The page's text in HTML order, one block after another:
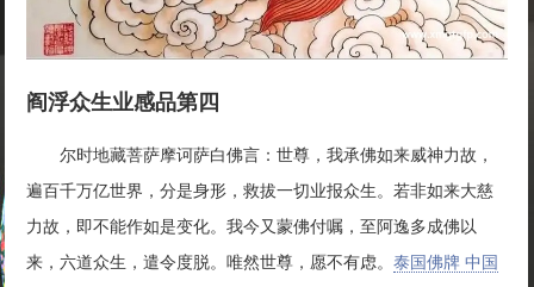
阎浮众生业感品第四
尔时地藏菩萨摩诃萨白佛言：世尊，我承佛如来威神力故，
遍百千万亿世界，分是身形，救拔一切业报众生。若非如来大慈
力故，即不能作如是变化。我今又蒙佛付嘱，至阿逸多成佛以
来，六道众生，遣令度脱。唯然世尊，愿不有虑。泰国佛牌 中国